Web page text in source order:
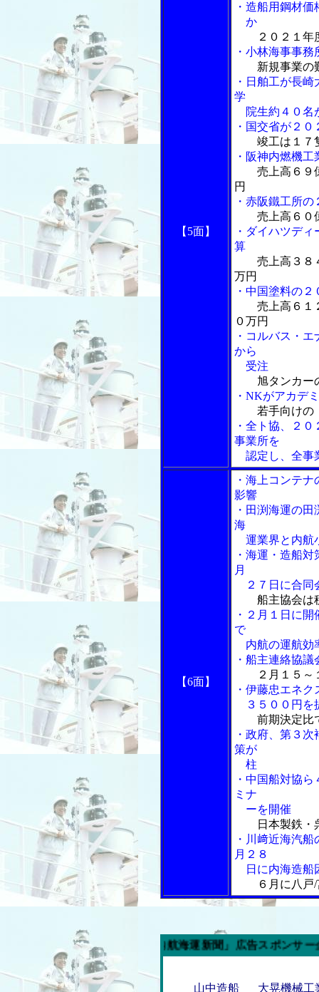
【5面】
・造船用鋼材
か
２０２１
・小林海事事
新規事業の
・日舶工が長
学
院生約４０名
・国交省が２
竣工は１７
・阪神内燃機
売上高６９
円
・赤阪鐵工所
売上高６０
・ダイハツデ
算
売上高３８
万円
・中国塗料の
売上高６１
０万円
・コルバス・
から
受注
旭タンカー
・NKがアカデ
若手向けの
・全ト協、２
事業所を
認定し、全事
【6面】
・海上コンテ
影響
・田渕海運の
海
運業界と内航
・海運・造船
月
２７日に合同
船主協会は
・２月１日に
で
内航の運航効
・船主連絡協
２月１５
・伊藤忠エネ
３５００円を
前期決定比
・政府、第３
策が
柱
・中国船対協
ミナ
ーを開催
日本製鉄・
・川﨑近海汽
月２８
日に内海造船
６月に八戸
今週の「内航海運新聞」広告スポンサー企業
山中造船 大晃機械工